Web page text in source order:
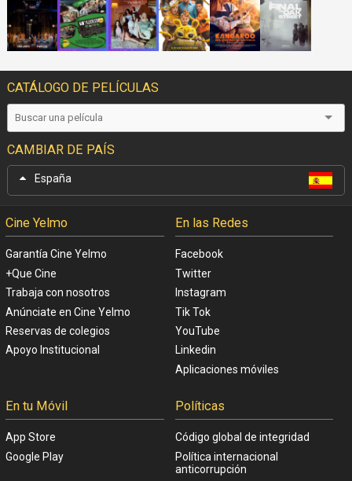
CATÁLOGO DE PELÍCULAS
CAMBIAR DE PAÍS
España
Cine Yelmo
Garantía Cine Yelmo
+Que Cine
Trabaja con nosotros
Anúnciate en Cine Yelmo
Reservas de colegios
Apoyo Institucional
En las Redes
Facebook
Twitter
Instagram
Tik Tok
YouTube
Linkedin
Aplicaciones móviles
En tu Móvil
App Store
Google Play
Políticas
Código global de integridad
Política internacional
anticorrupción